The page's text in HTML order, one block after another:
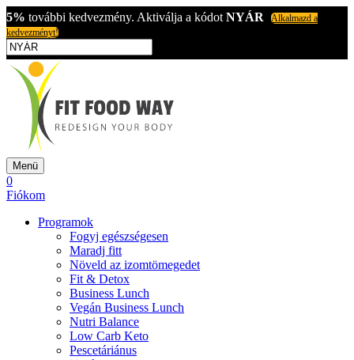
5% további kedvezmény. Aktiválja a kódot NYÁR
Alkalmazd a
kedvezményt!
Menü
0
Fiókom
Programok
Fogyj egészségesen
Maradj fitt
Növeld az izomtömegedet
Fit & Detox
Business Lunch
Vegán Business Lunch
Nutri Balance
Low Carb Keto
Pescetáriánus